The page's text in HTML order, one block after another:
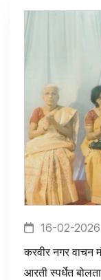
16-02-2026
करवीर नगर वाचन
आरती स्पर्धेत